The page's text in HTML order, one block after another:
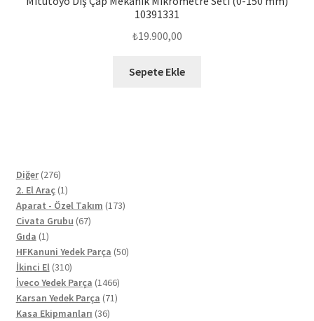
10391331
₺19.900,00
Sepete Ekle
Diğer 276276
ürün
2. El Araç 11
ürün
Aparat - Özel Takım 173173
Civata Grubu 6767
Gıda 11
ürün
HFKanuni Yedek Parça 5050
İkinci El 310310
ürün
İveco Yedek Parça 14661466
ürün
Karsan Yedek Parça 7171
Kasa Ekipmanları 3636